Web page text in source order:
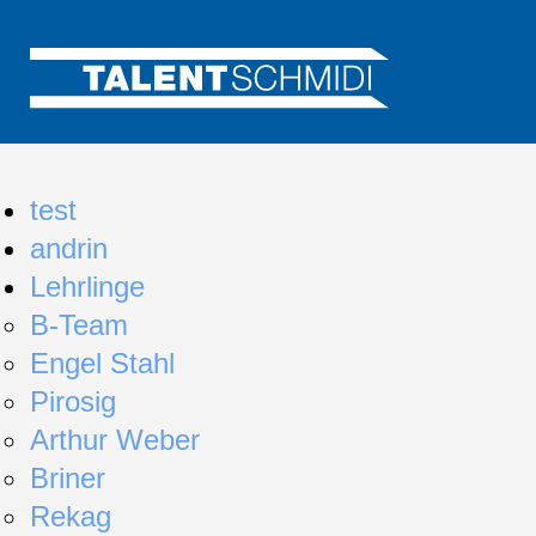
test
andrin
Lehrlinge
B-Team
Engel Stahl
Pirosig
Arthur Weber
Briner
Rekag